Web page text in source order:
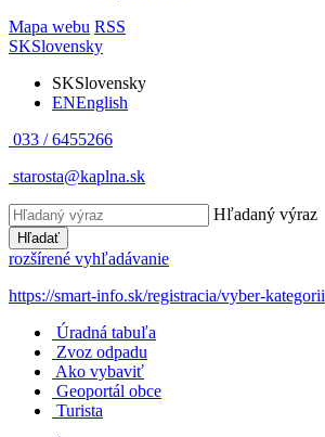
Mapa webu RSS
SKSlovensky
SKSlovensky
ENEnglish
033 / 6455266
starosta@kaplna.sk
Hľadaný výraz
Hľadať
rozšírené vyhľadávanie
https://smart-info.sk/registracia/vyber-kategorii
Úradná tabuľa
Zvoz odpadu
Ako vybaviť
Geoportál obce
Turista